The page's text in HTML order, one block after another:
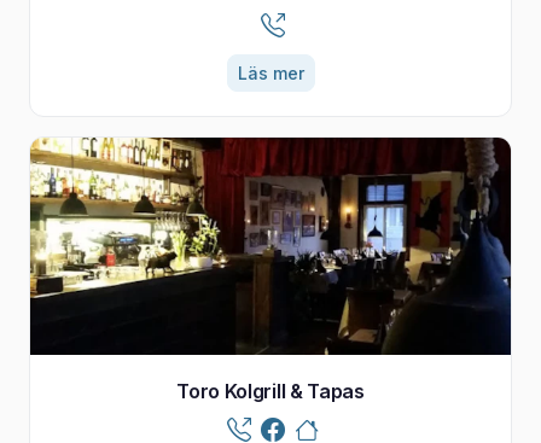
Läs mer
Toro Kolgrill & Tapas